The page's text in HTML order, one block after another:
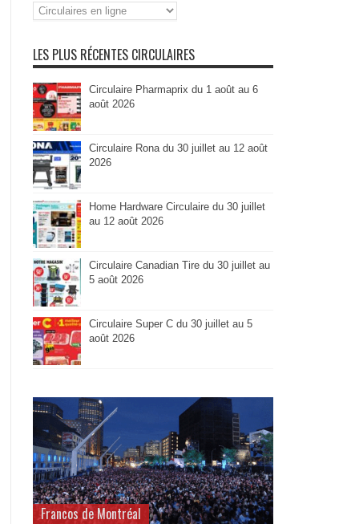
Recherche
par
LES PLUS RÉCENTES CIRCULAIRES
Circulaire Pharmaprix du 1 août au 6
août 2026
Circulaire Rona du 30 juillet au 12 août
2026
Home Hardware Circulaire du 30 juillet
au 12 août 2026
Circulaire Canadian Tire du 30 juillet au
5 août 2026
Circulaire Super C du 30 juillet au 5
août 2026
Francos de Montréal